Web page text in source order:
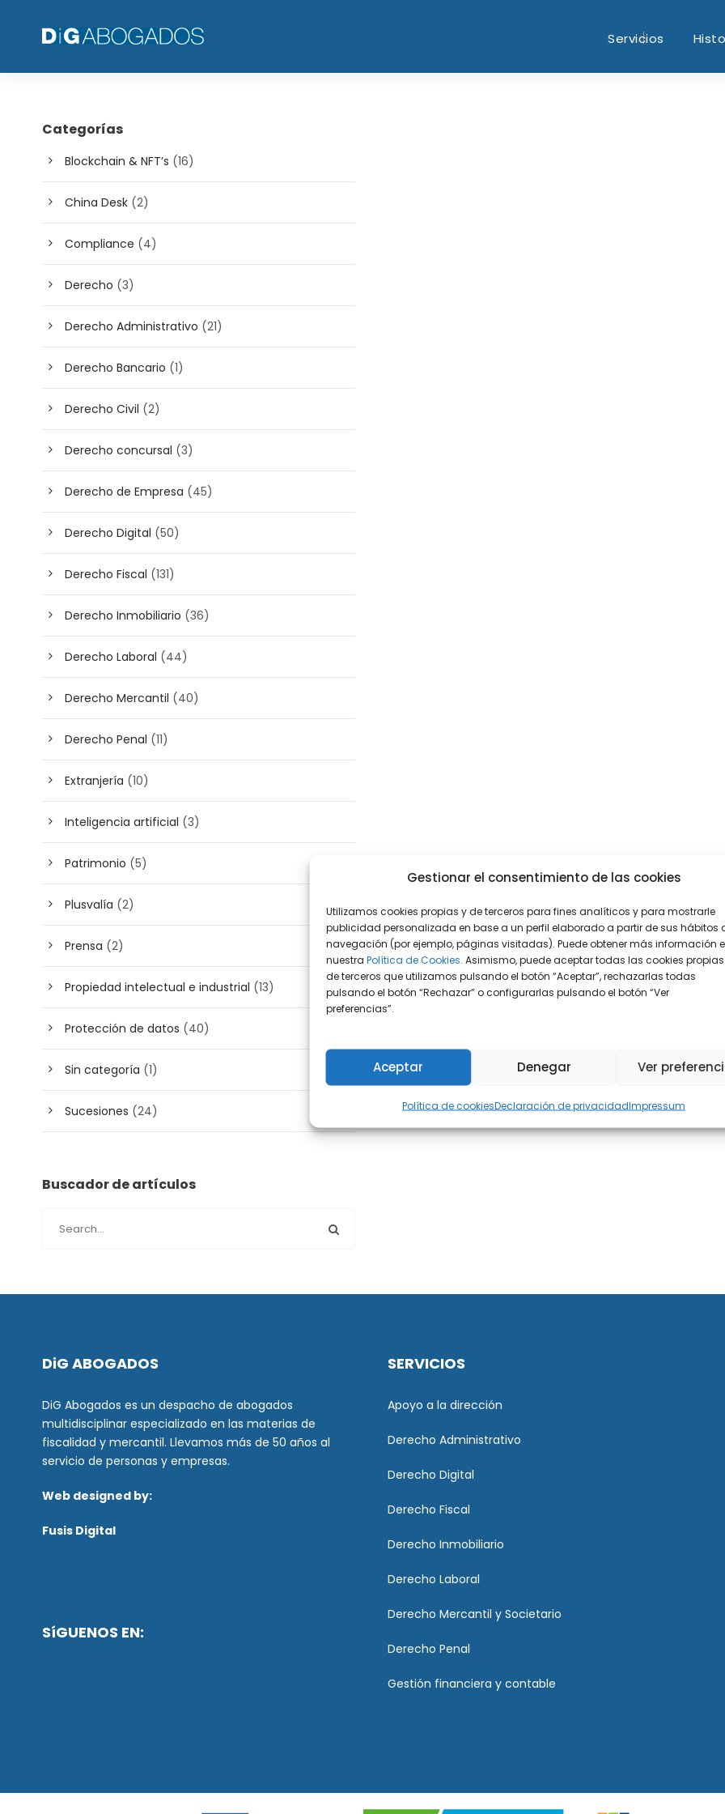
Gestionar el consentimiento de las cookies
Utilizamos cookies propias y de terceros para fines analíticos y para mostrarle
publicidad personalizada en base a un perfil elaborado a partir de sus hábitos
navegación (por ejemplo, páginas visitadas). Puede obtener más información
nuestra Política de Cookies. Asimismo, puede aceptar todas las cookies
de terceros que utilizamos pulsando el botón “Aceptar”, rechazarlas todas
pulsando el botón “Rechazar” o configurarlas pulsando el botón “Ver
preferencias”.
Aceptar Denegar Ver
Política de cookiesDeclaración de privacidadImpressum
Servicios
Categorías
Blockchain & NFT’s (16)
China Desk (2)
Compliance (4)
Derecho (3)
Derecho Administrativo (21)
Derecho Bancario (1)
Derecho Civil (2)
Derecho concursal (3)
Derecho de Empresa (45)
Derecho Digital (50)
Derecho Fiscal (131)
Derecho Inmobiliario (36)
Derecho Laboral (44)
Derecho Mercantil (40)
Derecho Penal (11)
Extranjería (10)
Inteligencia artificial (3)
Patrimonio (5)
Plusvalía (2)
Prensa (2)
Propiedad intelectual e industrial (13)
Protección de datos (40)
Sin categoría (1)
Sucesiones (24)
Buscador de artículos
DiG ABOGADOS
DiG Abogados es un despacho de abogados
multidisciplinar especializado en las materias de
fiscalidad y mercantil. Llevamos más de 50 años al
servicio de personas y empresas.
Web designed by:
Fusis Digital
SíGUENOS EN:
SERVICIOS
Apoyo a la dirección
Derecho Administrativo
Derecho Digital
Derecho Fiscal
Derecho Inmobiliario
Derecho Laboral
Derecho Mercantil y Societario
Derecho Penal
Gestión financiera y contable